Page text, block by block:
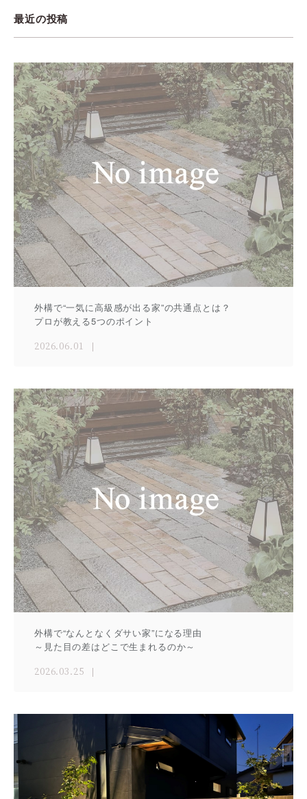
最近の投稿
外構で“一気に高級感が出る家”の共通点とは？
プロが教える5つのポイント
2026.06.01
外構で“なんとなくダサい家”になる理由
～見た目の差はどこで生まれるのか～
2026.03.25